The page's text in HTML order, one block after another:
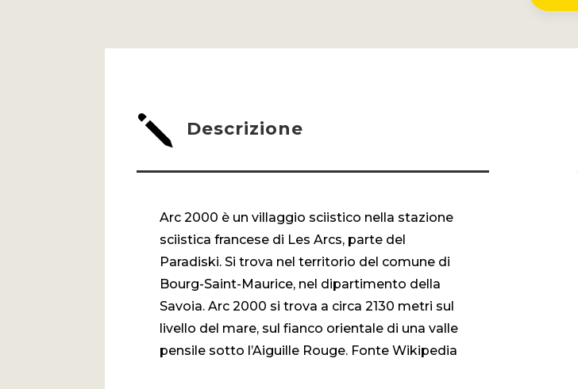
j Descrizione
Arc 2000 è un villaggio sciistico nella stazione
sciistica francese di Les Arcs, parte del
Paradiski. Si trova nel territorio del comune di
Bourg-Saint-Maurice, nel dipartimento della
Savoia. Arc 2000 si trova a circa 2130 metri sul
livello del mare, sul fianco orientale di una valle
pensile sotto l’Aiguille Rouge. Fonte Wikipedia